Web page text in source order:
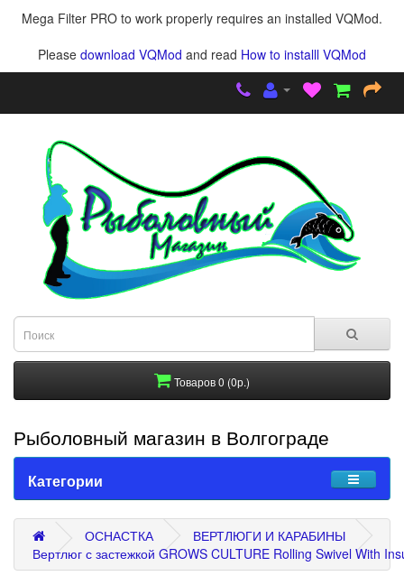
Mega Filter PRO to work properly requires an installed VQMod.
Please download VQMod and read How to installl VQMod
Товаров 0 (0р.)
Рыболовный магазин в Волгограде
Категории
ОСНАСТКА
ВЕРТЛЮГИ И КАРАБИНЫ
Вертлюг с застежкой GROWS CULTURE Rolling Swivel With